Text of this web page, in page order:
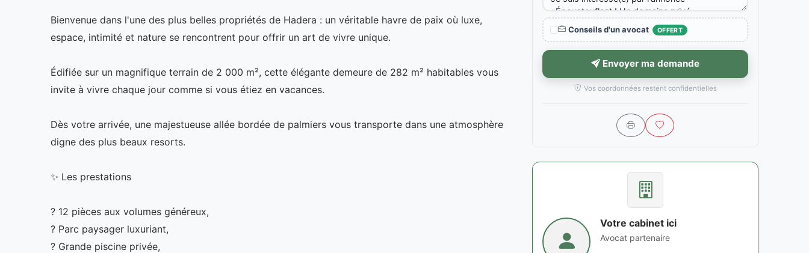
Bienvenue dans l'une des plus belles propriétés de Hadera : un véritable havre de paix où luxe,
espace, intimité et nature se rencontrent pour offrir un art de vivre unique.
Édifiée sur un magnifique terrain de 2 000 m², cette élégante demeure de 282 m² habitables vous
invite à vivre chaque jour comme si vous étiez en vacances.
Dès votre arrivée, une majestueuse allée bordée de palmiers vous transporte dans une atmosphère
digne des plus beaux resorts.
✨ Les prestations
? 12 pièces aux volumes généreux,
? Parc paysager luxuriant,
? Grande piscine privée,
Conseils d'un avocat OFFERT
Envoyer ma demande
Vos coordonnées restent confidentielles
Votre cabinet ici
Avocat partenaire